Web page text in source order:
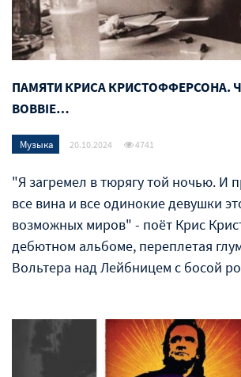
ПАМЯТИ КРИСА КРИСТОФФЕРСОНА.
BOBBIE…
Музыка 20.10.2024 4741
"Я загремел в тюрягу той ночью. И
все вина и все одинокие девушки
возможных миров" - поёт Крис
дебютном альбоме, переплетая
Вольтера над Лейбницем с босой